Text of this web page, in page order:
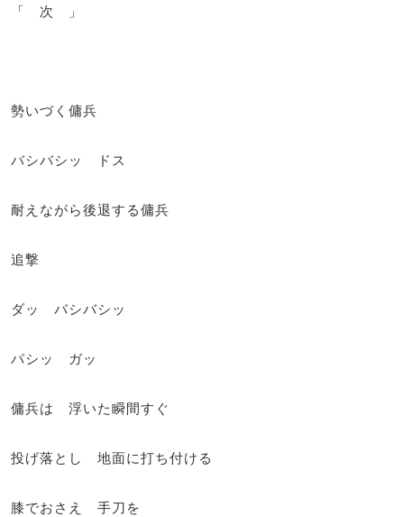
「 次 」
勢いづく傭兵
バシバシッ ドス
耐えながら後退する傭兵
追撃
ダッ バシバシッ
パシッ ガッ
傭兵は 浮いた瞬間すぐ
投げ落とし 地面に打ち付ける
膝でおさえ 手刀を